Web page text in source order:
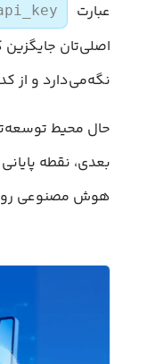
عبارت
اصلی‌تان جایگزین
نگه‌می‌دارد و از
هوش مصنوعی